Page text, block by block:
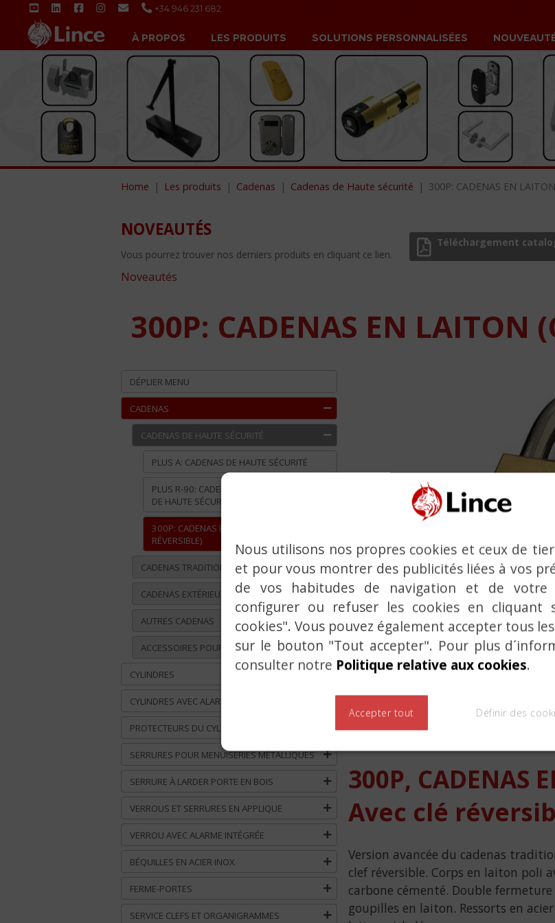
+34 946 231 682
À PROPOS LES PRODUITS SOLUTIONS PERSONNALISÉES
Home Les produits Cadenas Cadenas de Haute sécurité 300P: CADENAS EN
NOVEAUTÉS
Vous pourrez trouver nos derniers produits en cliquant ce lien.
Noveautés
Téléchargement
300P: CADENAS EN LAITON
DÉPLIER MENU
CADENAS
CADENAS DE HAUTE SÉCURITÉ
PLUS A: CADENAS DE HAUTE SÉCURITÉ
PLUS R-90: CADENAS RECTANGULAIRE
DE HAUTE SÉCURITÉ
300P: CADENAS EN LAITON (CLÉ
RÉVERSIBLE)
CADENAS TRADITIONNELS
CADENAS EXTÉRIEUR
AUTRES CADENAS
ACCESSOIRES POUR CADENAS
CYLINDRES
CYLINDRES AVEC ALARME
PROTECTEURS DU CYLINDRE
SERRURES POUR MENUISERIES MÉTALLIQUES
SERRURE À LARDER PORTE EN BOIS
VERROUS ET SERRURES EN APPLIQUE
VERROU AVEC ALARME INTÉGRÉE
BÉQUILLES EN ACIER INOX
FERME-PORTES
SERVICE CLEFS ET ORGANIGRAMMES
300P, CADENAS
Avec clé
Version avancée du cadenas
clef réversible. Corps en laiton poli
carbone cémenté. Double
goupilles en laiton. Ressorts en
Nous utilisons nos propres cookies et ceux de
et pour vous montrer des publicités liées à vos
de vos habitudes de navigation et de votre
configurer ou refuser les cookies en cliquant
cookies". Vous pouvez également accepter tous
sur le bouton "Tout accepter". Pour plus
consulter notre Politique relative aux cookies.
Accepter tout Définir des